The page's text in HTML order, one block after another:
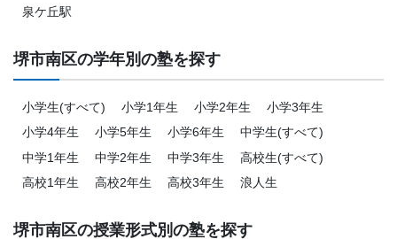
泉ケ丘駅
堺市南区の学年別の塾を探す
小学生(すべて) 小学1年生 小学2年生
小学3年生
小学4年生
小学5年生 小学6年生
中学生(すべて)
中学1年生
中学2年生 中学3年生
高校生(すべて)
高校1年生
高校2年生 高校3年生 浪人生
堺市南区の授業形式別の塾を探す